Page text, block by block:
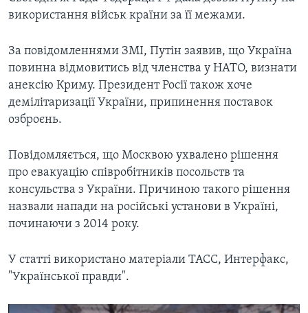
використання військ країни за її межами.
За повідомленнями ЗМІ, Путін заявив, що Україна
повинна відмовитись від членства у НАТО, визнати
анексію Криму. Президент Росії також хоче
демілітаризації України, припинення поставок
озброєнь.
Повідомляється, що Москвою ухвалено рішення
про евакуацію співробітників посольств та
консульства з України. Причиною такого рішення
назвали напади на російські установи в Україні,
починаючи з 2014 року.
У статті використано матеріали ТАСС, Интерфакс,
"Української правди".